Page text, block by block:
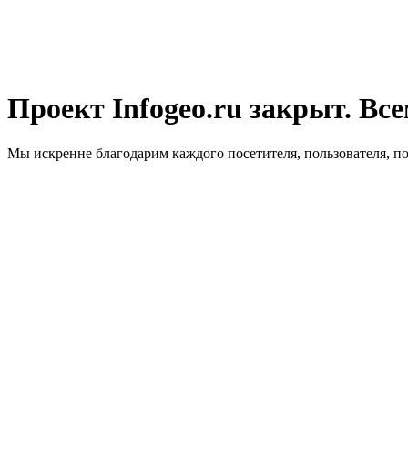
Проект Infogeo.ru закрыт.
Мы искренне благодарим каждого посетителя, пользователя,